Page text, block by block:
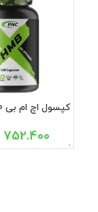
عددی752.400